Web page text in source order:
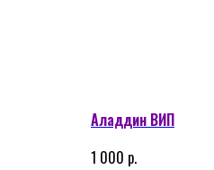
Аладдин ВИП
1 000 р.